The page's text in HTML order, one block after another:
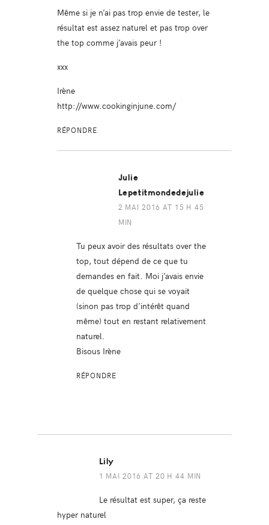
Même si je n’ai pas trop envie de tester, le
résultat est assez naturel et pas trop over
the top comme j’avais peur !
xxx
Irène
http://www.cookinginjune.com/
RÉPONDRE
Julie
Lepetitmondedejulie
2 MAI 2016 AT 15 H 45
MIN
Tu peux avoir des résultats over the
top, tout dépend de ce que tu
demandes en fait. Moi j’avais envie
de quelque chose qui se voyait
(sinon pas trop d’intérêt quand
même) tout en restant relativement
naturel.
Bisous Irène
RÉPONDRE
Lily
1 MAI 2016 AT 20 H 44 MIN
Le résultat est super, ça reste
hyper naturel